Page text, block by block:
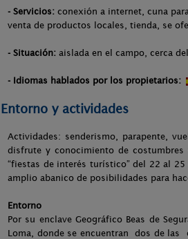
- Servicios: conexión a internet, cuna
venta de productos locales, tienda, se
- Situación: aislada en el campo, cerca
- Idiomas hablados por los propietarios:
Entorno y actividades
Actividades: senderismo, parapente,
disfrute y conocimiento de
“fiestas de interés turístico” del 22 al
amplio abanico de posibilidades para
Entorno
Por su enclave Geográfico Beas de
Loma, donde se encuentran dos de las